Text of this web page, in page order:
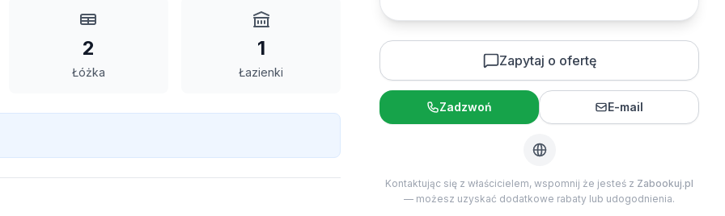
2
Łóżka
1
Łazienki
0
Niemowlęta
0
Zapytaj o ofertę
Zadzwoń E-mail
Kontaktując się z właścicielem, wspomnij że jesteś z Zabookuj.pl
— możesz uzyskać dodatkowe rabaty lub udogodnienia.